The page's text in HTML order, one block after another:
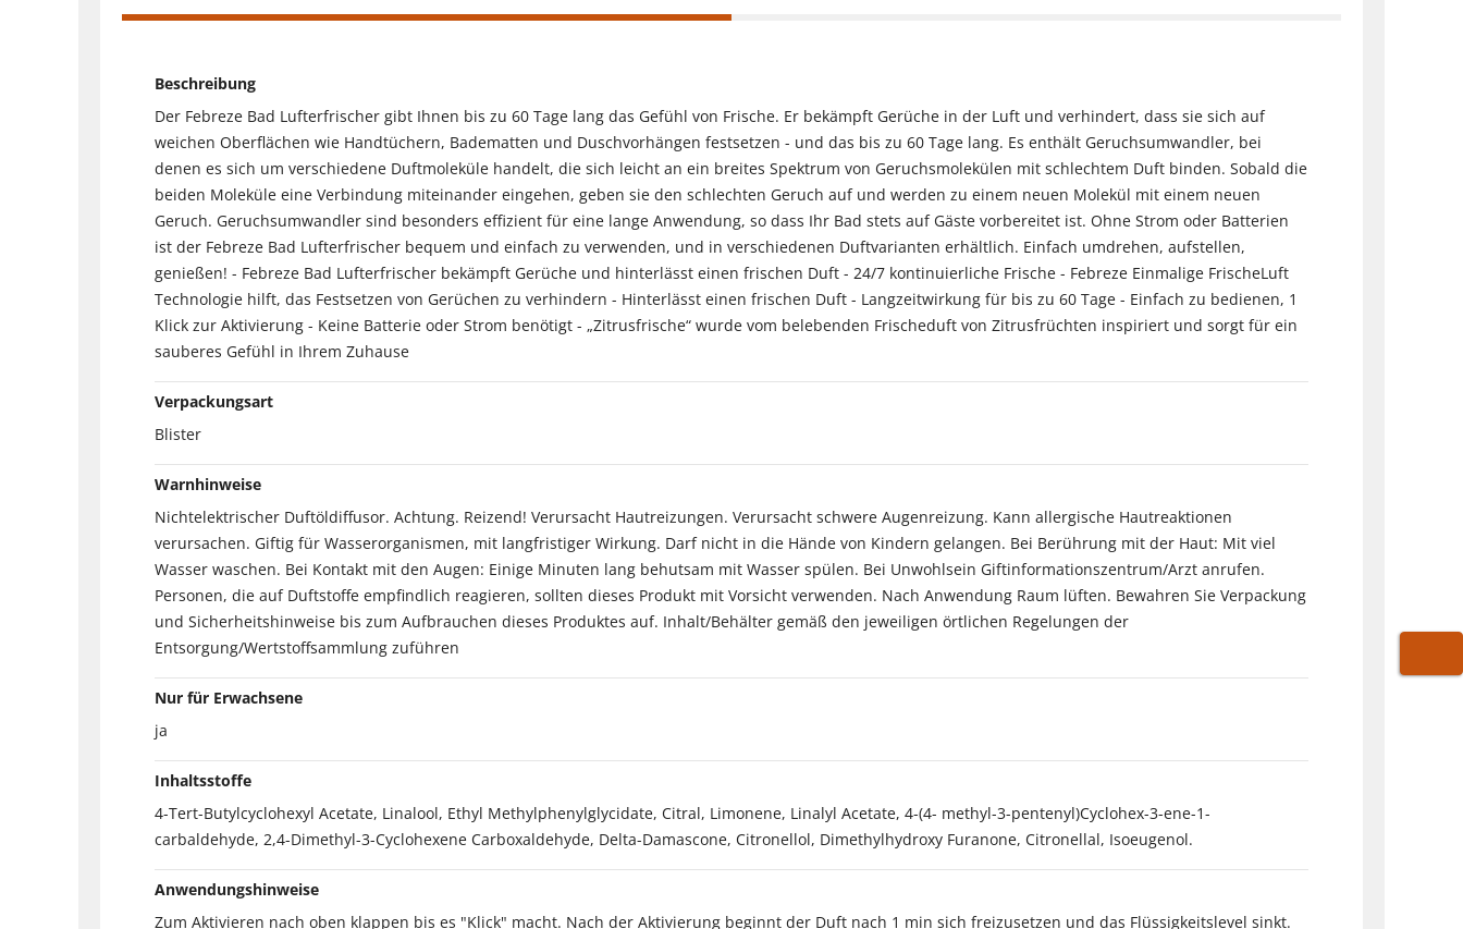
Beschreibung
Der Febreze Bad Lufterfrischer gibt Ihnen bis zu 60 Tage lang das Gefühl von Frische. Er bekämpft Gerüche in der Luft und verhindert, dass sie sich auf
weichen Oberflächen wie Handtüchern, Badematten und Duschvorhängen festsetzen - und das bis zu 60 Tage lang. Es enthält Geruchsumwandler, bei
denen es sich um verschiedene Duftmoleküle handelt, die sich leicht an ein breites Spektrum von Geruchsmolekülen mit schlechtem Duft binden. Sobald die
beiden Moleküle eine Verbindung miteinander eingehen, geben sie den schlechten Geruch auf und werden zu einem neuen Molekül mit einem neuen
Geruch. Geruchsumwandler sind besonders effizient für eine lange Anwendung, so dass Ihr Bad stets auf Gäste vorbereitet ist. Ohne Strom oder Batterien
ist der Febreze Bad Lufterfrischer bequem und einfach zu verwenden, und in verschiedenen Duftvarianten erhältlich. Einfach umdrehen, aufstellen,
genießen! - Febreze Bad Lufterfrischer bekämpft Gerüche und hinterlässt einen frischen Duft - 24/7 kontinuierliche Frische - Febreze Einmalige FrischeLuft
Technologie hilft, das Festsetzen von Gerüchen zu verhindern - Hinterlässt einen frischen Duft - Langzeitwirkung für bis zu 60 Tage - Einfach zu bedienen, 1
Klick zur Aktivierung - Keine Batterie oder Strom benötigt - „Zitrusfrische“ wurde vom belebenden Frischeduft von Zitrusfrüchten inspiriert und sorgt für ein
sauberes Gefühl in Ihrem Zuhause
Verpackungsart
Blister
Warnhinweise
Nichtelektrischer Duftöldiffusor. Achtung. Reizend! Verursacht Hautreizungen. Verursacht schwere Augenreizung. Kann allergische Hautreaktionen
verursachen. Giftig für Wasserorganismen, mit langfristiger Wirkung. Darf nicht in die Hände von Kindern gelangen. Bei Berührung mit der Haut: Mit viel
Wasser waschen. Bei Kontakt mit den Augen: Einige Minuten lang behutsam mit Wasser spülen. Bei Unwohlsein Giftinformationszentrum/Arzt anrufen.
Personen, die auf Duftstoffe empfindlich reagieren, sollten dieses Produkt mit Vorsicht verwenden. Nach Anwendung Raum lüften. Bewahren Sie Verpackung
und Sicherheitshinweise bis zum Aufbrauchen dieses Produktes auf. Inhalt/Behälter gemäß den jeweiligen örtlichen Regelungen der
Entsorgung/Wertstoffsammlung zuführen
Nur für Erwachsene
ja
Inhaltsstoffe
4-Tert-Butylcyclohexyl Acetate, Linalool, Ethyl Methylphenylglycidate, Citral, Limonene, Linalyl Acetate, 4-(4- methyl-3-pentenyl)Cyclohex-3-ene-1-
carbaldehyde, 2,4-Dimethyl-3-Cyclohexene Carboxaldehyde, Delta-Damascone, Citronellol, Dimethylhydroxy Furanone, Citronellal, Isoeugenol.
Anwendungshinweise
Zum Aktivieren nach oben klappen bis es "Klick" macht. Nach der Aktivierung beginnt der Duft nach 1 min sich freizusetzen und das Flüssigkeitslevel sinkt.